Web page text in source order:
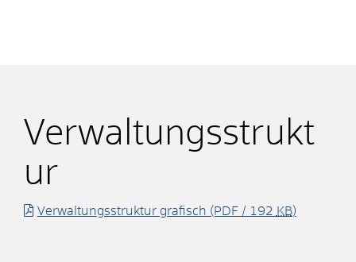
Verwaltungsstrukt
ur
Verwaltungsstruktur grafisch (PDF / 192 KB)